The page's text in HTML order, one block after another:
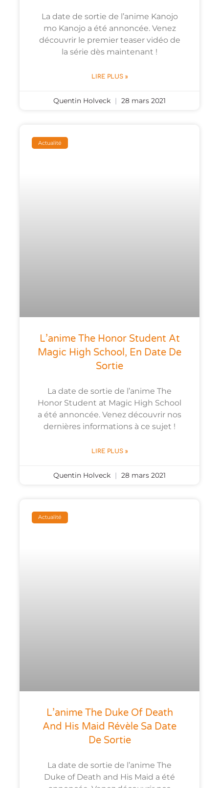
La date de sortie de l’anime Kanojo
mo Kanojo a été annoncée. Venez
découvrir le premier teaser vidéo de
la série dès maintenant !
LIRE PLUS »
Quentin Holveck 28 mars 2021
Actualité
L’anime The Honor Student At
Magic High School, En Date De
Sortie
La date de sortie de l’anime The
Honor Student at Magic High School
a été annoncée. Venez découvrir nos
dernières informations à ce sujet !
LIRE PLUS »
Quentin Holveck 28 mars 2021
Actualité
L’anime The Duke Of Death
And His Maid Révèle Sa Date
De Sortie
La date de sortie de l’anime The
Duke of Death and His Maid a été